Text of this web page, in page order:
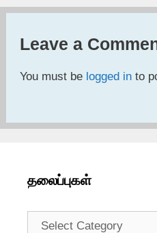
Leave a
You must be logged in to
தலைப்புகள்
தலைப்புகள்